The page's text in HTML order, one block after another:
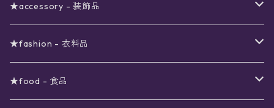
〜3000円
〜4000円
〜5000円
ステーショナリー
ギフトボックス
ノート
メイクアップ
ネイルカラー
ポーチ
★accessory - 装飾品
ピアス
星
イヤリング
★fashion - 衣料品
ワンピース
★food - 食品